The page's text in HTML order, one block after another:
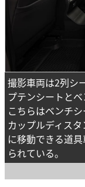
撮影車両は2列シ
プテンシートとベ
こちらはベンチ
カップルディス
に移動できる道
られている。